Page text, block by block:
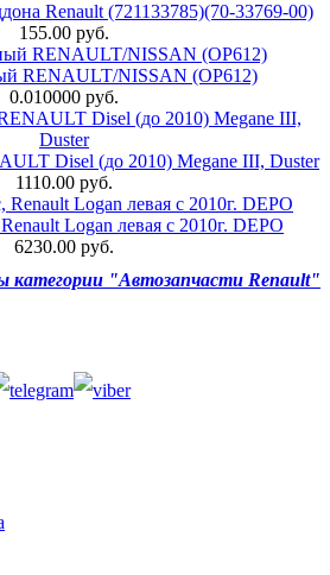
Renault (721133785)(70-33769-00)
155.00 руб.
RENAULT/NISSAN (OP612)
0.010000 руб.
Disel (до 2010) Megane III, Duster
1110.00 руб.
Logan левая с 2010г. DEPO
6230.00 руб.
категории "Автозапчасти Renault"